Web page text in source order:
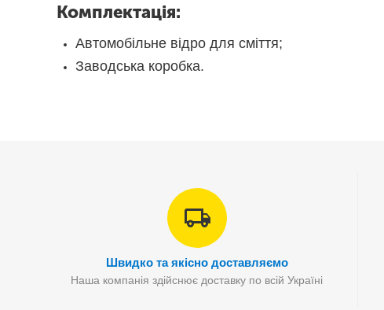
Комплектація:
Автомобільне відро для сміття;
Заводська коробка.
Швидко та якісно доставляємо
Наша компанія здійснює доставку по всій Україні